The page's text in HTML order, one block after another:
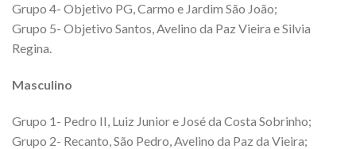
Grupo 4- Objetivo PG, Carmo e Jardim São João;
Grupo 5- Objetivo Santos, Avelino da Paz Vieira e Silvia
Regina.
Masculino
Grupo 1- Pedro II, Luiz Junior e José da Costa Sobrinho;
Grupo 2- Recanto, São Pedro, Avelino da Paz da Vieira;